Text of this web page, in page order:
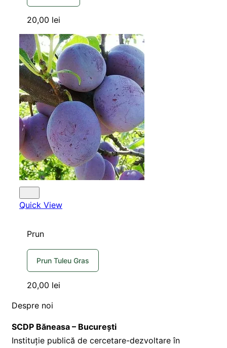
20,00 lei
Quick View
Prun
Prun Tuleu Gras
20,00 lei
Despre noi
SCDP Băneasa – București
Instituție publică de cercetare-dezvoltare în